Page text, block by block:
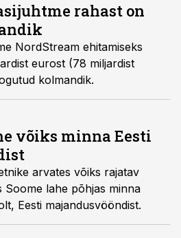
rahast on
ehitamiseks
eurost (78 miljardist
kogutud kolmandik.
võiks minna Eesti
arvates võiks rajatav
Soome lahe põhjas minna
kavandatust lõuna poolt, Eesti majandusvööndist.